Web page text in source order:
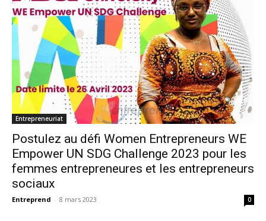
Entrepreneuriat
Postulez au défi Women Entrepreneurs WE
Empower UN SDG Challenge 2023 pour les
femmes entrepreneures et les entrepreneurs
sociaux
Entreprend - 8 mars 2023 0